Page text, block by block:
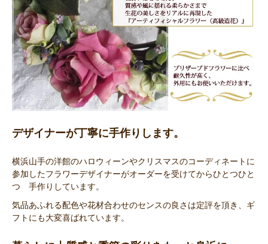
デザイナーが丁寧に手作りします。
横浜山手の洋館のハロウィーンやクリスマスのコーディネートに
参加したフラワーデザイナーがオーダーを受けてからひとつひと
つ 手作りしています。
気品あふれる配色や花材合わせのセンスの良さは定評を頂き、ギ
フトにも大変喜ばれています。